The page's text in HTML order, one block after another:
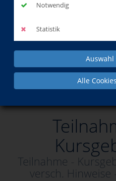
Notwendig
Statistik
Alle
Informationen
Teilnahme -
versch. Hinweise